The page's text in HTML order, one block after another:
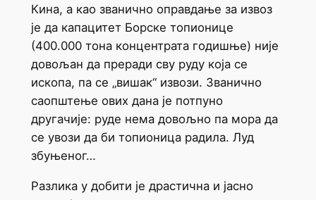
Кина, а као званично оправдање за извоз
је да капацитет Борске топионице
(400.000 тона концентрата годишње) није
довољан да преради сву руду која се
ископа, па се „вишак“ извози. Званично
саопштење ових дана је потпуно
другачије: руде нема довољно па мора да
се увози да би топионица радила. Луд
збуњеног…
Разлика у добити је драстична и јасно